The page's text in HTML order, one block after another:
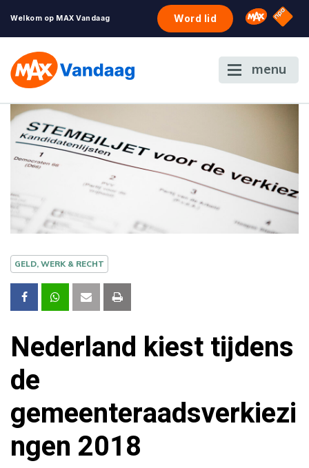
Welkom op MAX Vandaag Word lid Omroep
NPO
menu
GELD, WERK & RECHT
Nederland kiest tijdens
de
gemeenteraadsverkiezi
ngen 2018